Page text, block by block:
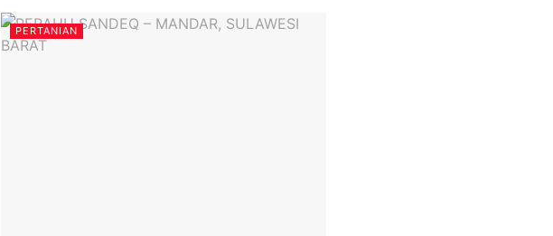
PERTANIAN